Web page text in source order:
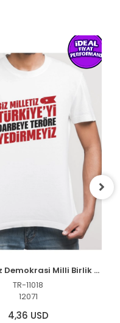
15 Temmuz Demokrasi Milli Birlik YEDİRMEYİZ Baskılı Bisiklet Yaka T-shirt - Beyaz
TR-11018
12071
4,36 USD